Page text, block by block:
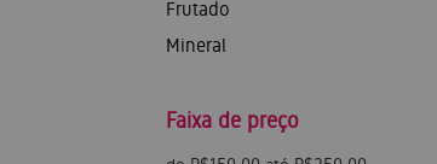
Frutado
Mineral
Faixa de preço